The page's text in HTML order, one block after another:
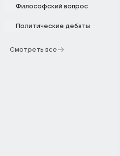
Философский вопрос
Политические дебаты
Смотреть все